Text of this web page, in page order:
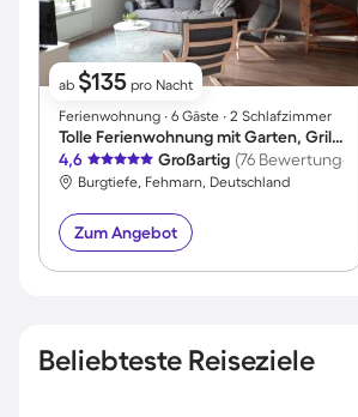
ab $135 pro Nacht
Ferienwohnung ∙ 6 Gäste ∙ 2 Schlafzimmer
Tolle Ferienwohnung mit Garten, Grill und Terrasse | Hunde erlaubt
4,6
Großartig (76 Bewertungen)
Burgtiefe, Fehmarn, Deutschland
Zum Angebot
Beliebteste Reiseziele